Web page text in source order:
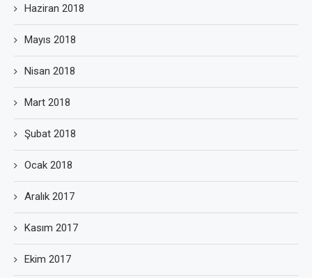
Haziran 2018
Mayıs 2018
Nisan 2018
Mart 2018
Şubat 2018
Ocak 2018
Aralık 2017
Kasım 2017
Ekim 2017